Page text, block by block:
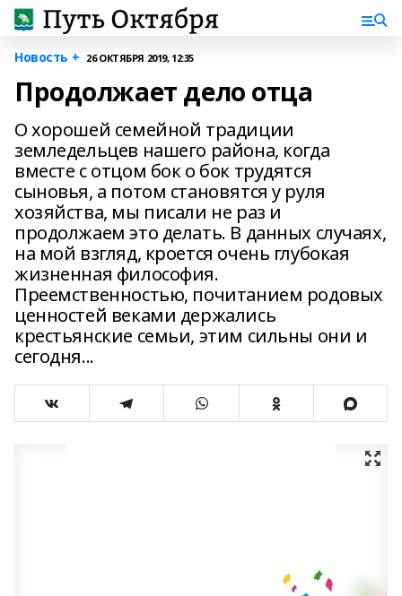
Новость + 26 ОКТЯБРЯ 2019, 12:35
Продолжает дело отца
О хорошей семейной традиции
земледельцев нашего района, когда
вместе с отцом бок о бок трудятся
сыновья, а потом становятся у руля
хозяйства, мы писали не раз и
продолжаем это делать. В данных случаях,
на мой взгляд, кроется очень глубокая
жизненная философия.
Преемственностью, почитанием родовых
ценностей веками держались
крестьянские семьи, этим сильны они и
сегодня...